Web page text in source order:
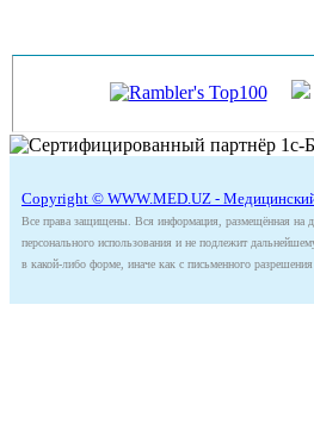
Copyright © WWW.MED.UZ -
Все права защищены. Вся информация, размещённая на
персонального использования и не подлежит
в какой-либо форме, иначе как с письменного